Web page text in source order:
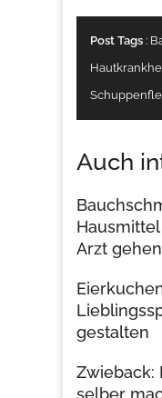
Post Tags :
Auch
Arzt
gestalten
Zwieback:
selber